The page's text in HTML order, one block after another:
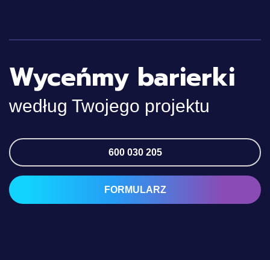
Wyceńmy barierki
według Twojego projektu
600 030 205
FORMULARZ